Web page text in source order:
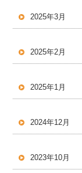
2025年3月
2025年2月
2025年1月
2024年12月
2023年10月